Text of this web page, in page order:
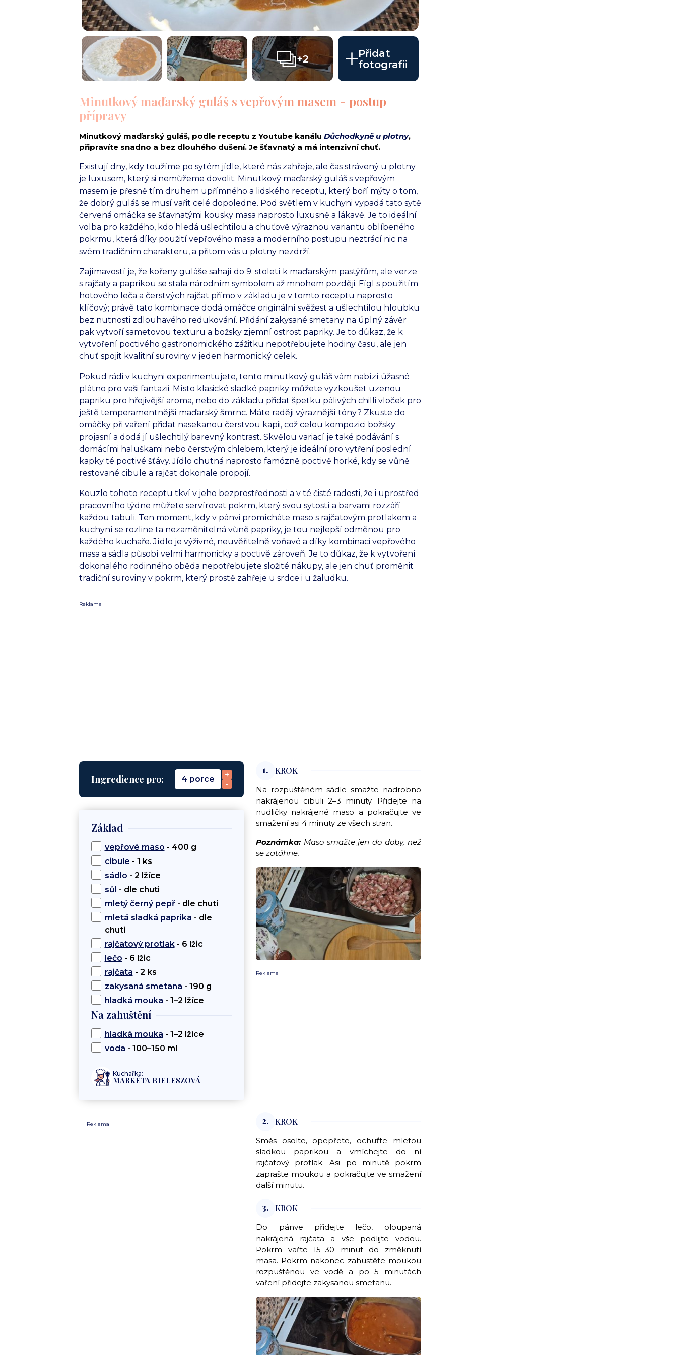
i
+2
Přidat
fotografii
Minutkový maďarský guláš s vepřovým masem - postup
přípravy
Minutkový maďarský guláš, podle receptu z Youtube kanálu Důchodkyně u plotny,
připravíte snadno a bez dlouhého dušení. Je šťavnatý a má intenzivní chuť.
Existují dny, kdy toužíme po sytém jídle, které nás zahřeje, ale čas strávený u plotny
je luxusem, který si nemůžeme dovolit. Minutkový maďarský guláš s vepřovým
masem je přesně tím druhem upřímného a lidského receptu, který boří mýty o tom,
že dobrý guláš se musí vařit celé dopoledne. Pod světlem v kuchyni vypadá tato sytě
červená omáčka se šťavnatými kousky masa naprosto luxusně a lákavě. Je to ideální
volba pro každého, kdo hledá ušlechtilou a chuťově výraznou variantu oblíbeného
pokrmu, která díky použití vepřového masa a moderního postupu neztrácí nic na
svém tradičním charakteru, a přitom vás u plotny nezdrží.
Zajímavostí je, že kořeny guláše sahají do 9. století k maďarským pastýřům, ale verze
s rajčaty a paprikou se stala národním symbolem až mnohem později. Fígl s použitím
hotového leča a čerstvých rajčat přímo v základu je v tomto receptu naprosto
klíčový; právě tato kombinace dodá omáčce originální svěžest a ušlechtilou hloubku
bez nutnosti zdlouhavého redukování. Přidání zakysané smetany na úplný závěr
pak vytvoří sametovou texturu a božsky zjemní ostrost papriky. Je to důkaz, že k
vytvoření poctivého gastronomického zážitku nepotřebujete hodiny času, ale jen
chuť spojit kvalitní suroviny v jeden harmonický celek.
Pokud rádi v kuchyni experimentujete, tento minutkový guláš vám nabízí úžasné
plátno pro vaši fantazii. Místo klasické sladké papriky můžete vyzkoušet uzenou
papriku pro hřejivější aroma, nebo do základu přidat špetku pálivých chilli vloček pro
ještě temperamentnější maďarský šmrnc. Máte raději výraznější tóny? Zkuste do
omáčky při vaření přidat nasekanou čerstvou kapii, což celou kompozici božsky
projasní a dodá jí ušlechtilý barevný kontrast. Skvělou variací je také podávání s
domácími haluškami nebo čerstvým chlebem, který je ideální pro vytření poslední
kapky té poctivé šťávy. Jídlo chutná naprosto famózně poctivě horké, kdy se vůně
restované cibule a rajčat dokonale propojí.
Kouzlo tohoto receptu tkví v jeho bezprostřednosti a v té čisté radosti, že i uprostřed
pracovního týdne můžete servírovat pokrm, který svou sytostí a barvami rozzáří
každou tabuli. Ten moment, kdy v pánvi promícháte maso s rajčatovým protlakem a
kuchyní se rozline ta nezaměnitelná vůně papriky, je tou nejlepší odměnou pro
každého kuchaře. Jídlo je výživné, neuvěřitelně voňavé a díky kombinaci vepřového
masa a sádla působí velmi harmonicky a poctivě zároveň. Je to důkaz, že k vytvoření
dokonalého rodinného oběda nepotřebujete složité nákupy, ale jen chuť proměnit
tradiční suroviny v pokrm, který prostě zahřeje u srdce i u žaludku.
Reklama
Ingredience pro: 4 porce
+
-
Základ
vepřové maso - 400 g
cibule - 1 ks
sádlo - 2 lžíce
sůl - dle chuti
mletý černý pepř- dle chuti
mletá sladká paprika - dle
chuti
rajčatový protlak- 6 lžic
lečo - 6 lžic
rajčata - 2 ks
zakysaná smetana - 190 g
hladká mouka - 1–2 lžíce
Na zahuštění
hladká mouka - 1–2 lžíce
voda - 100–150 ml
Kuchařka:
MARKÉTA BIELESZOVÁ
Reklama
1. KROK
Na rozpuštěném sádle smažte nadrobno
nakrájenou cibuli 2–3 minuty. Přidejte na
nudličky nakrájené maso a pokračujte ve
smažení asi 4 minuty ze všech stran.
Poznámka: Maso smažte jen do doby, než
se zatáhne.
Reklama
2. KROK
Směs osolte, opepřete, ochuťte mletou
sladkou paprikou a vmíchejte do ní
rajčatový protlak. Asi po minutě pokrm
zaprašte moukou a pokračujte ve smažení
další minutu.
3. KROK
Do pánve přidejte lečo, oloupaná
nakrájená rajčata a vše podlijte vodou.
Pokrm vařte 15–30 minut do změknutí
masa. Pokrm nakonec zahustěte moukou
rozpuštěnou ve vodě a po 5 minutách
vaření přidejte zakysanou smetanu.